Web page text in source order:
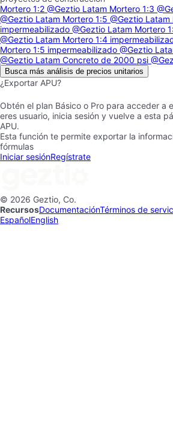
Mortero 1:2 @Geztio Latam Mortero 1:3
@Geztio Latam Mortero 1:5 @Geztio Latam
impermeabilizado @Geztio Latam Mortero
@Geztio Latam Mortero 1:4
Mortero 1:5 impermeabilizado @Geztio
@Geztio Latam Concreto de 2000 psi
Busca más análisis de precios unitarios
¿Exportar APU?
Obtén el plan Básico o Pro para acceder a
eres usuario, inicia sesión y vuelve a esta
APU.
Esta función te permite exportar la
fórmulas
Iniciar sesiónRegístrate
© 2026 Geztio, Co.
RecursosDocumentaciónTérminos de
EspañolEnglish